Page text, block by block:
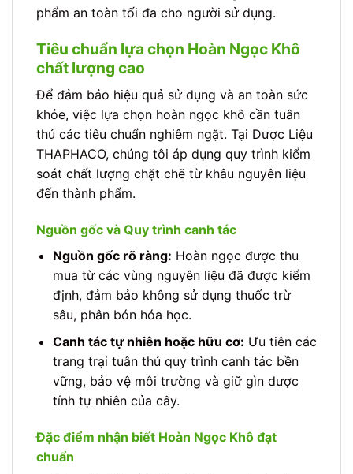
phẩm an toàn tối đa cho người sử dụng.
Tiêu chuẩn lựa chọn Hoàn Ngọc Khô
chất lượng cao
Để đảm bảo hiệu quả sử dụng và an toàn sức
khỏe, việc lựa chọn hoàn ngọc khô cần tuân
thủ các tiêu chuẩn nghiêm ngặt. Tại Dược Liệu
THAPHACO, chúng tôi áp dụng quy trình kiểm
soát chất lượng chặt chẽ từ khâu nguyên liệu
đến thành phẩm.
Nguồn gốc và Quy trình canh tác
Nguồn gốc rõ ràng: Hoàn ngọc được thu
mua từ các vùng nguyên liệu đã được kiểm
định, đảm bảo không sử dụng thuốc trừ
sâu, phân bón hóa học.
Canh tác tự nhiên hoặc hữu cơ: Ưu tiên các
trang trại tuân thủ quy trình canh tác bền
vững, bảo vệ môi trường và giữ gìn dược
tính tự nhiên của cây.
Đặc điểm nhận biết Hoàn Ngọc Khô đạt
chuẩn